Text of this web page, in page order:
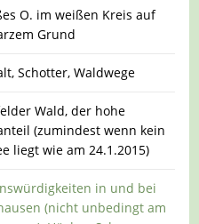
O. im weißen Kreis auf
Grund
Schotter, Waldwege
Wald, der hohe
(zumindest wenn kein
liegt wie am 24.1.2015)
in und bei
(nicht unbedingt am